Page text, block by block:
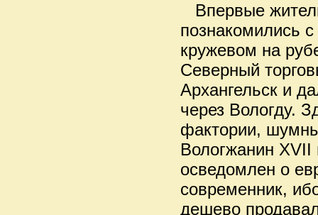
Впервые
познакомились
кружевом на
Северный
Архангельск и
через Вологду.
фактории,
Вологжанин
осведомлен о
современник,
дешево